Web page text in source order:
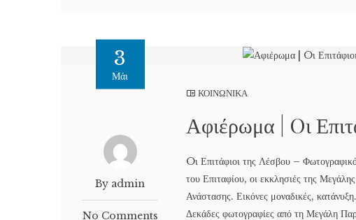
3
Μάι
By admin
No Comments
ΚΟΙΝΩΝΙΚΑ
Αφιέρωμα | Oι
Oι Επιτάφιοι της Λέσβου –
του Επιταφίου, οι εκκλησιές της
Ανάστασης. Εικόνες μοναδικές,
Δεκάδες φωτογραφίες από τη Μεγάλη